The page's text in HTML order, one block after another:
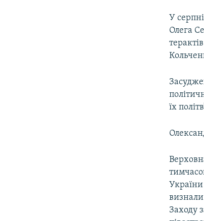
У
Олега
їх
визнали
Заходу